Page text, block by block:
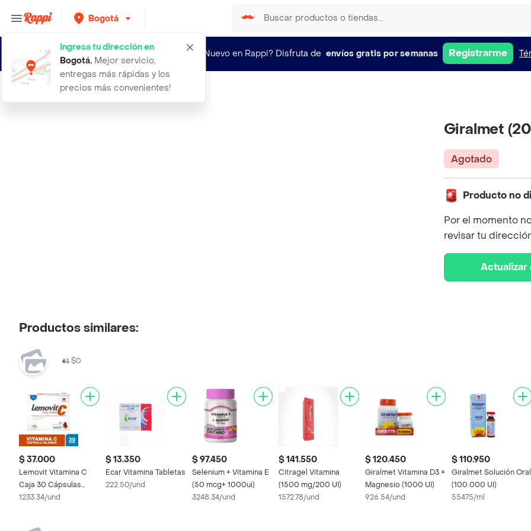
Bogotá
Ingresa tu dirección en
Bogotá. Mejor servicio,
entregas más rápidas y los
precios más convenientes!
¿Nuevo en Rappi? Disfruta de envíos gratis por semanas Registrarme
giralmet 2000 ui
Giralmet
Agotado
Producto no
Por el momento
revisar tu
Actualizar
Productos similares:
$0
$ 37.000
Lemovit Vitamina C
Caja 30 Cápsulas
Blandas
1233.34/und
$ 13.350
Ecar Vitamina Tabletas
222.50/und
$ 97.450
Selenium + Vitamina E
(50 mcg+ 1000ui)
3248.34/und
$ 141.550
Citragel Vitamina
(1500 mg/200 UI)
1572.78/und
$ 120.450
Giralmet Vitamina D3 +
Magnesio (1000 UI)
926.54/und
$ 110.950
Giralmet Solución Oral
(100.000 UI)
55475/ml